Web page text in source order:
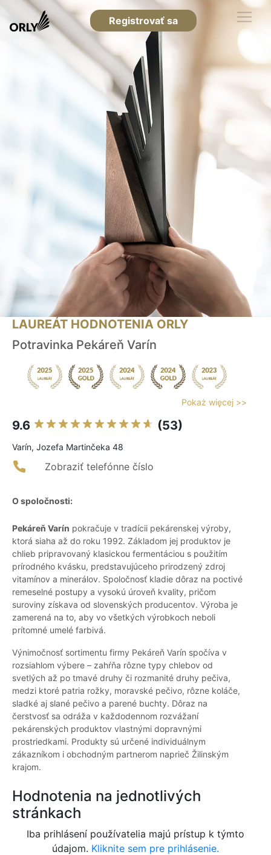
Registrovať sa
LAUREÁT HODNOTENIA ORLY
Potravinka Pekáreň Varín
Pokaż więcej >>
9.6 (53)
Varín, Jozefa Martinčeka 48
Zobraziť telefónne číslo
O spoločnosti:
Pekáreň Varín pokračuje v tradícii pekárenskej výroby,
ktorá siaha až do roku 1992. Základom jej produktov je
chlieb pripravovaný klasickou fermentáciou s použitím
prírodného kvásku, predstavujúceho prirodzený zdroj
vitamínov a minerálov. Spoločnosť kladie dôraz na poctivé
remeselné postupy a vysokú úroveň kvality, pričom
suroviny získava od slovenských producentov. Výroba je
zamerená na to, aby vo všetkých výrobkoch neboli
prítomné umelé farbivá.
Výnimočnosť sortimentu firmy Pekáreň Varín spočíva v
rozsiahlom výbere – zahŕňa rôzne typy chlebov od
svetlých až po tmavé druhy či rozmanité druhy pečiva,
medzi ktoré patria rožky, moravské pečivo, rôzne koláče,
sladké aj slané pečivo a parené buchty. Dôraz na
čerstvosť sa odráža v každodennom rozvážaní
pekárenských produktov vlastnými dopravnými
prostriedkami. Produkty sú určené individuálnym
zákazníkom i obchodným partnerom naprieč Žilinským
krajom.
Hodnotenia na jednotlivých
stránkach
Iba prihlásení používatelia majú prístup k týmto
údajom. Kliknite sem pre prihlásenie.